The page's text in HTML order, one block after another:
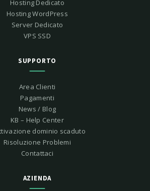
Hosting Dedicato
Hosting WordPress
Server Dedicato
VPS SSD
SUPPORTO
Area Clienti
Pagamenti
News / Blog
KB – Help Center
dominio scaduto
Risoluzione Problemi
Contattaci
AZIENDA